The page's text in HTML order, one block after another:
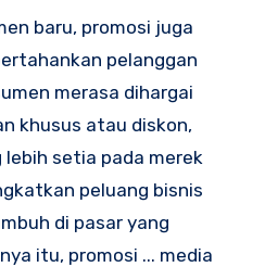
baru, promosi juga
pelanggan
merasa dihargai
khusus atau diskon,
lebih setia pada merek
peluang bisnis
di pasar yang
itu, promosi ... media